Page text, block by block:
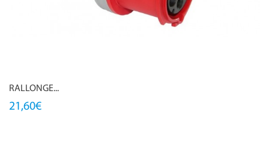
RALLONGE...
21,60€